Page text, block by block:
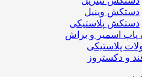
دستکش وینیل
دستکش پلاستیکی
اسمیر و براش
پلاستیکی
و دکستروز